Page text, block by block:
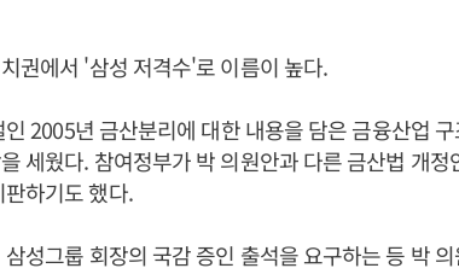
권에서 '삼성 저격수'로 이름이 높다.
2005년 금산분리에 대한 내용을 담은 금융산업
세웠다. 참여정부가 박 의원안과 다른 금산법 개정
하기도 했다.
성그룹 회장의 국감 증인 출석을 요구하는 등 박